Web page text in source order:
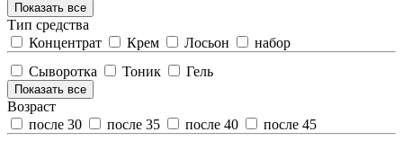
Показать все
Тип средства
Концентрат
Крем Лосьон
набор
Сыворотка
Тоник Гель
Показать все
Возраст
после 30
после 35 после 40
после 45